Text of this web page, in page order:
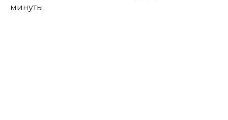
минуты.